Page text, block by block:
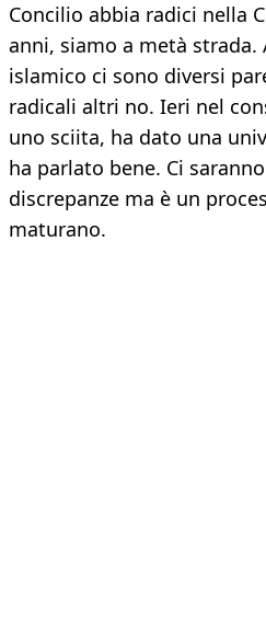
Concilio abbia radici nella
anni, siamo a metà strada.
islamico ci sono diversi
radicali altri no. Ieri nel
uno sciita, ha dato una
ha parlato bene. Ci
discrepanze ma è un
maturano.